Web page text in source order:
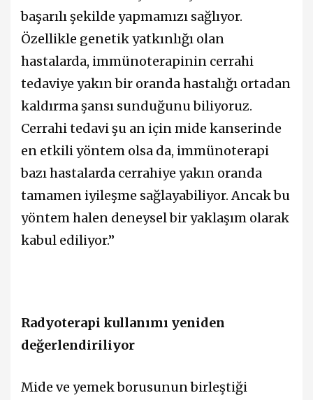
başarılı şekilde yapmamızı sağlıyor.
Özellikle genetik yatkınlığı olan
hastalarda, immünoterapinin cerrahi
tedaviye yakın bir oranda hastalığı ortadan
kaldırma şansı sunduğunu biliyoruz.
Cerrahi tedavi şu an için mide kanserinde
en etkili yöntem olsa da, immünoterapi
bazı hastalarda cerrahiye yakın oranda
tamamen iyileşme sağlayabiliyor. Ancak bu
yöntem halen deneysel bir yaklaşım olarak
kabul ediliyor.”
Radyoterapi kullanımı yeniden
değerlendiriliyor
Mide ve yemek borusunun birleştiği